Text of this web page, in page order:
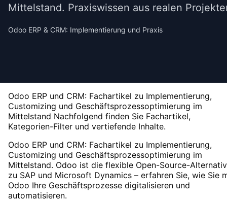
Mittelstand. Praxiswissen aus realen
Odoo ERP & CRM: Implementierung und Praxis
Odoo ERP und CRM: Fachartikel zu Implementierung,
Customizing und Geschäftsprozessoptimierung im
Mittelstand Nachfolgend finden Sie Fachartikel,
Kategorien-Filter und vertiefende Inhalte.
Odoo ERP und CRM: Fachartikel zu Implementierung,
Customizing und Geschäftsprozessoptimierung im
Mittelstand. Odoo ist die flexible Open-Source-
zu SAP und Microsoft Dynamics – erfahren Sie, wie Sie
Odoo Ihre Geschäftsprozesse digitalisieren und
automatisieren.